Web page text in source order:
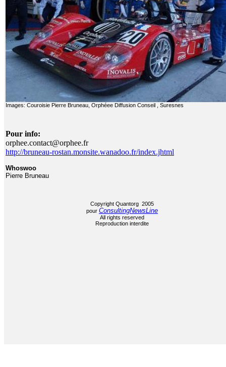
Images: Couroisie Pierre Bruneau, Orphéee Diffusion Conseil , Suresnes
Pour info:
orphee.contact@orphee.fr
http://bruneau-rostan.monsite.wanadoo.fr/index.jhtml
Whoswoo
Pierre Bruneau
Copyright Quantorg 2005
pour ConsultingNewsLine
All rights reserved
Reproduction interdite